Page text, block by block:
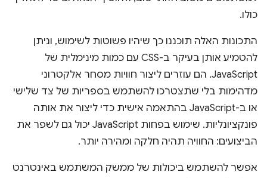
כולו.
התכונות האלה תוכננו כך שיהיו פשוטות לשימוש, וניתן
להטמיע אותן בעיקר ב-CSS עם כמות מינימלית של
JavaScript. הם עוזרים ליצור חוויות מסחר אלקטרוני
מדהימות בלי שתצטרכו להשתמש בספריות של צד שלישי
או ב-JavaScript בהתאמה אישית כדי ליצור את אותה
פונקציונליות. שימוש בפחות JavaScript יכול גם לשפר את
הביצועים: החוויה תהיה חלקה ומהירה יותר.
אפשר להשתמש ביכולות של ממשק המשתמש באינטרנט